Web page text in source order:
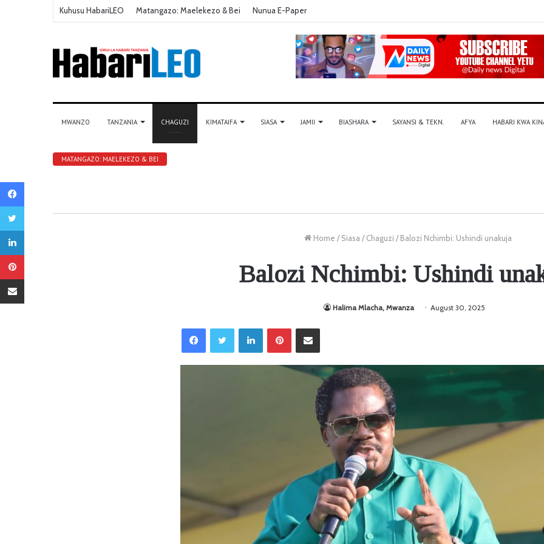
Kuhusu HabariLEO Matangazo: Maelekezo & Bei Nunua E-Paper
MWANZO TANZANIA CHAGUZI KIMATAIFA SIASA JAMII BIASHARA SAYANSI & TEKN. AFYA HABARI KWA
MATANGAZO: MAELEKEZO & BEI
Home / Siasa / Chaguzi / Balozi Nchimbi: Ushindi unakuja
Balozi Nchimbi: Ushindi
Halima Mlacha, Mwanza August 30, 2025
LinkedIn